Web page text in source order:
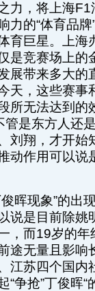
力，将上海
力的“体育品
育巨星。上海
是竞赛场上的
展带来多大的
天，这些赛事
所无法达到的
管是东方人还
刘翔，才开
动作用可以
现象”的出
说是目前除姚
，而19岁的
途无量且影响
江苏四个国内
“争抢”丁俊晖